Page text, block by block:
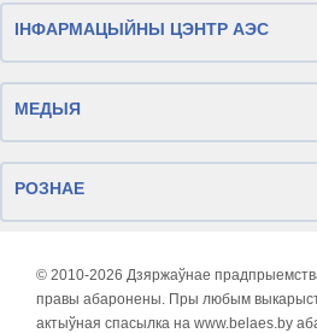
ІНФАРМАЦЫЙНЫ ЦЭНТР АЭС
МЕДЫЯ
РОЗНАЕ
© 2010-2026 Дзяржаўнае
правы абаронены. Пры любым
актыўная спасылка на www.belaes.by